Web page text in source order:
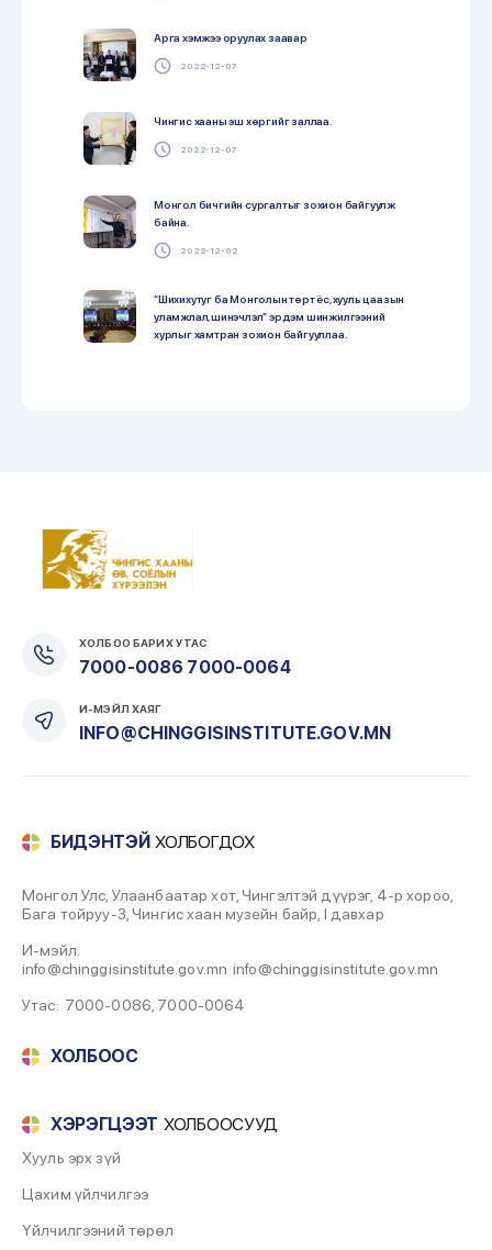
Арга хэмжээ оруулах заавар
2022-12-07
Чингис хааны эш хөргийг заллаа.
2022-12-07
Монгол бичгийн сургалтыг зохион байгуулж
байна.
2022-12-02
“Шихихутуг ба Монголын төрт ёс, хууль цаазын
уламжлал, шинэчлэл” эрдэм шинжилгээний
хурлыг хамтран зохион байгууллаа.
Захчид Сэцэн (2020)
2022-07-31
2022-07-31
ХОЛБОО БАРИХ УТАС
7000-0086 7000-0064
И-МЭЙЛ ХАЯГ
INFO@CHINGGISINSTITUTE.GOV.MN
БИДЭНТЭЙ ХОЛБОГДОХ
Монгол Улс, Улаанбаатар хот, Чингэлтэй дүүрэг, 4-р хороо,
Бага тойруу-3, Чингис хаан музейн байр, I давхар
И-мэйл:
info@chinggisinstitute.gov.mn info@chinggisinstitute.gov.mn
Утас: 7000-0086, 7000-0064
ХОЛБООС
ХЭРЭГЦЭЭТ ХОЛБООСУУД
Хууль эрх зүй
Цахим үйлчилгээ
Үйлчилгээний төрөл